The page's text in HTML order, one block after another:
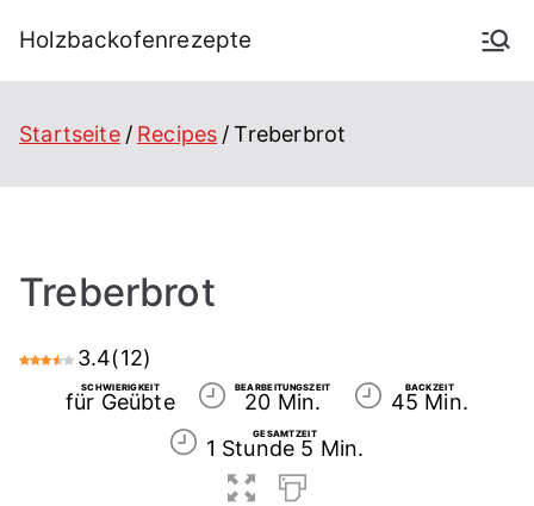
Holzbackofenrezepte
Startseite Recipes Treberbrot
Treberbrot
3.4(12)
SCHWIERIGKEIT
für Geübte
BEARBEITUNGSZEIT
20 Min.
BACKZEIT
45 Min.
GESAMTZEIT
1 Stunde 5 Min.